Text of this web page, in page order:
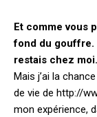
Et comme vous
fond du gouffre.
restais chez
Mais j’ai la
de vie de http://
mon expérience,